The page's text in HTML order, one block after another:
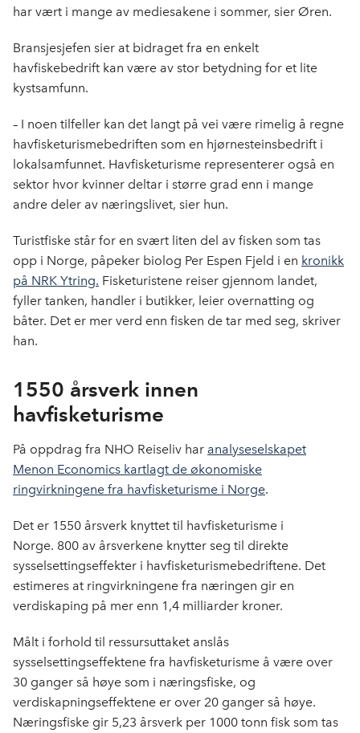
har vært i mange av mediesakene i sommer, sier Øren.
Bransjesjefen sier at bidraget fra en enkelt
havfiskebedrift kan være av stor betydning for et lite
kystsamfunn.
– I noen tilfeller kan det langt på vei være rimelig å regne
havfisketurismebedriften som en hjørnesteinsbedrift i
lokalsamfunnet. Havfisketurisme representerer også en
sektor hvor kvinner deltar i større grad enn i mange
andre deler av næringslivet, sier hun.
Turistfiske står for en svært liten del av fisken som tas
opp i Norge, påpeker biolog Per Espen Fjeld i en kronikk
på NRK Ytring. Fisketuristene reiser gjennom landet,
fyller tanken, handler i butikker, leier overnatting og
båter. Det er mer verd enn fisken de tar med seg, skriver
han.
1550 årsverk innen
havfisketurisme
På oppdrag fra NHO Reiseliv har analyseselskapet
Menon Economics kartlagt de økonomiske
ringvirkningene fra havfisketurisme i Norge.
Det er 1550 årsverk knyttet til havfisketurisme i
Norge. 800 av årsverkene knytter seg til direkte
sysselsettingseffekter i havfisketurismebedriftene. Det
estimeres at ringvirkningene fra næringen gir en
verdiskaping på mer enn 1,4 milliarder kroner.
Målt i forhold til ressursuttaket anslås
sysselsettingseffektene fra havfisketurisme å være over
30 ganger så høye som i næringsfiske, og
verdiskapningseffektene er over 20 ganger så høye.
Næringsfiske gir 5,23 årsverk per 1000 tonn fisk som tas